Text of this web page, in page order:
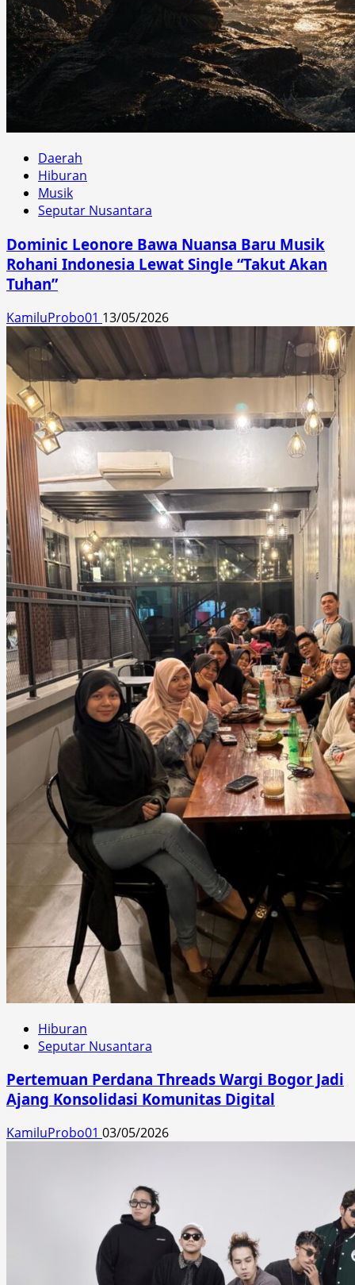
Daerah
Hiburan
Musik
Seputar Nusantara
Dominic Leonore Bawa Nuansa Baru Musik
Rohani Indonesia Lewat Single “Takut Akan
Tuhan”
KamiluProbo01 13/05/2026
Hiburan
Seputar Nusantara
Pertemuan Perdana Threads Wargi Bogor Jadi
Ajang Konsolidasi Komunitas Digital
KamiluProbo01 03/05/2026